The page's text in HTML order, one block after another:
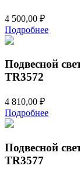
4 500,00 ₽
Подробнее
Подвесной
TR3572
4 810,00 ₽
Подробнее
Подвесной
TR3577